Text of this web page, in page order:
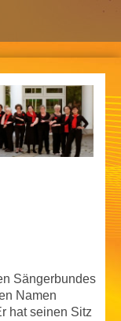
Sängerbundes
Namen
hat seinen Sitz